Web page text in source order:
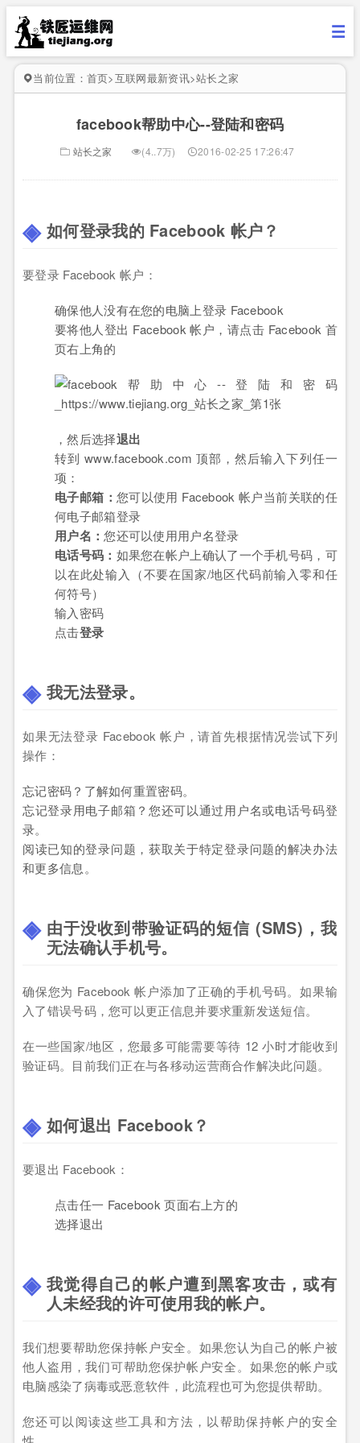
当前位置： 首页>互联网最新资讯>站长之家
facebook帮助中心--登陆和密码
站长之家 (4..7万) 2016-02-25 17:26:47
如何登录我的 Facebook 帐户？
要登录 Facebook 帐户：
确保他人没有在您的电脑上登录 Facebook
要将他人登出 Facebook 帐户，请点击 Facebook 首
页右上角的
，然后选择退出
转到 www.facebook.com 顶部，然后输入下列任一
项：
电子邮箱： 您可以使用 Facebook 帐户当前关联的任
何电子邮箱登录
用户名：您还可以使用用户名登录
电话号码： 如果您在帐户上确认了一个手机号码，可
以在此处输入（不要在国家/地区代码前输入零和任
何符号）
输入密码
点击登录
我无法登录。
如果无法登录 Facebook 帐户，请首先根据情况尝试下列
操作：
忘记密码？了解如何重置密码。
忘记登录用电子邮箱？您还可以通过用户名或电话号码登
录。
阅读已知的登录问题，获取关于特定登录问题的解决办法
和更多信息。
由于没收到带验证码的短信 (SMS)，我
无法确认手机号。
确保您为 Facebook 帐户添加了正确的手机号码。如果输
入了错误号码，您可以更正信息并要求重新发送短信。
在一些国家/地区，您最多可能需要等待 12 小时才能收到
验证码。目前我们正在与各移动运营商合作解决此问题。
如何退出 Facebook？
要退出 Facebook：
点击任一 Facebook 页面右上方的
选择退出
我觉得自己的帐户遭到黑客攻击，或有
人未经我的许可使用我的帐户。
我们想要帮助您保持帐户安全。如果您认为自己的帐户被
他人盗用，我们可帮助您保护帐户安全。如果您的帐户或
电脑感染了病毒或恶意软件，此流程也可为您提供帮助。
您还可以阅读这些工具和方法，以帮助保持帐户的安全